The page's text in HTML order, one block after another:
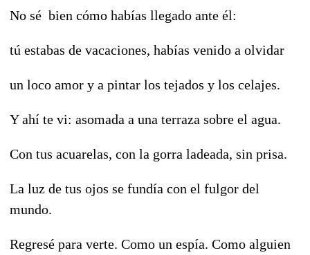
No sé bien cómo habías llegado ante él:
tú estabas de vacaciones, habías venido a olvidar
un loco amor y a pintar los tejados y los celajes.
Y ahí te vi: asomada a una terraza sobre el agua.
Con tus acuarelas, con la gorra ladeada, sin prisa.
La luz de tus ojos se fundía con el fulgor del
mundo.
Regresé para verte. Como un espía. Como alguien